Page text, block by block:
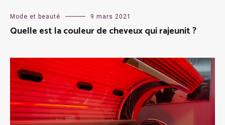
Mode et beauté 9 mars 2021
Quelle est la couleur de cheveux qui rajeunit ?